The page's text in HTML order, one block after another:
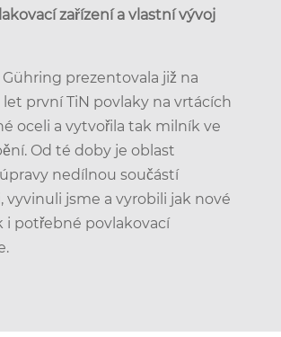
zařízení a vlastní vývoj
prezentovala již na
let první TiN povlaky na vrtácích
oceli a vytvořila tak milník ve
Od té doby je oblast
nedílnou součástí
vyvinuli jsme a vyrobili jak nové
i potřebné povlakovací